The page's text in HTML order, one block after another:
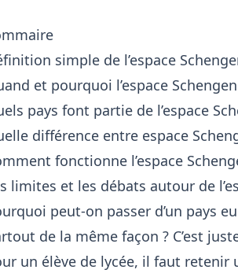
simple de l’espace
et pourquoi l’espace
pays font partie de l’espace
différence entre espace
fonctionne l’espace
limites et les débats autour de
peut-on passer d’un pays
de la même façon ? C’est
un élève de lycée, il faut retenir